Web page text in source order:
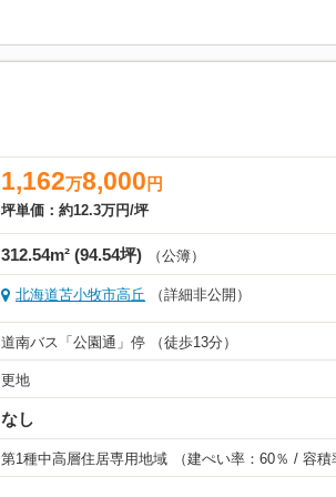
1,162万8,000 円
坪単価： 約12.3万円/坪
312.54m² (94.54坪) （公簿）
北海道苫小牧市高丘 （詳細非公開）
道南バス「公園通」停 （徒歩13分）
更地
なし
第1種中高層住居専用地域 （建ぺい率：60％ / 容積